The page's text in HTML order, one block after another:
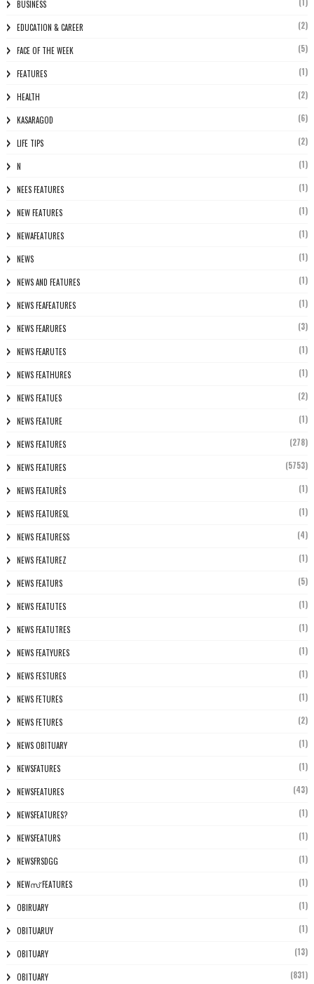
BUSINESS (1)
EDUCATION & CAREER (2)
FACE OF THE WEEK (5)
FEATURES (1)
HEALTH (2)
KASARAGOD (6)
LIFE TIPS (2)
N (1)
NEES FEATURES (1)
NEW FEATURES (1)
NEWAFEATURES (1)
NEWS (1)
NEWS AND FEATURES (1)
NEWS FEAFEATURES (1)
NEWS FEARURES (3)
NEWS FEARUTES (1)
NEWS FEATHURES (1)
NEWS FEATUES (2)
NEWS FEATURE (1)
NEWS FEATURES (278)
NEWS FEATURES (5753)
NEWS FEATURÈS (1)
NEWS FEATURESL (1)
NEWS FEATURESS (4)
NEWS FEATUREZ (1)
NEWS FEATURS (5)
NEWS FEATUTES (1)
NEWS FEATUTRES (1)
NEWS FEATYURES (1)
NEWS FESTURES (1)
NEWS FETURES (1)
NEWS FETURES (2)
NEWS OBITUARY (1)
NEWSFATURES (1)
NEWSFEATURES (43)
NEWSFEATURES? (1)
NEWSFEATURS (1)
NEWSFRSDGG (1)
NEWസ് FEATURES (1)
OBIRUARY (1)
OBITUARUY (1)
OBITUARY (13)
OBITUARY (831)